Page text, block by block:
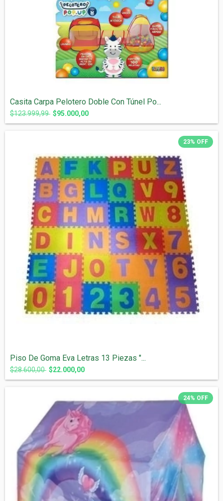
Casita Carpa Pelotero Doble Con Túnel Po...
$123.999,99 $95.000,00
23% OFF
Piso De Goma Eva Letras 13 Piezas "...
$28.600,00 $22.000,00
24% OFF